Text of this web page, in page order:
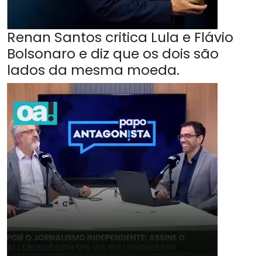
Renan Santos critica Lula e Flávio
Bolsonaro e diz que os dois são
lados da mesma moeda.